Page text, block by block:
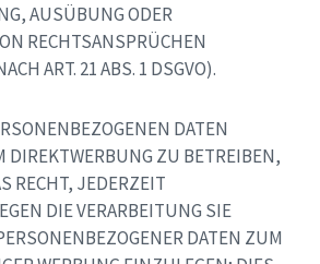
AUSÜBUNG ODER
RECHTSANSPRÜCHEN
ART. 21 ABS. 1 DSGVO).
DATEN
DIREKTWERBUNG ZU BETREIBEN,
RECHT, JEDERZEIT
DIE VERARBEITUNG SIE
DATEN ZUM